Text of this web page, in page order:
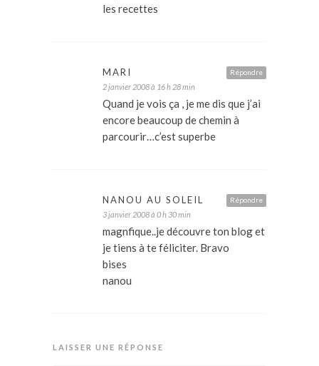
les recettes
Répondre
MARI
2 janvier 2008 à 16 h 28 min
Quand je vois ça , je me dis que j’ai
encore beaucoup de chemin à
parcourir…c’est superbe
Répondre
NANOU AU SOLEIL
3 janvier 2008 à 0 h 30 min
magnfique..je découvre ton blog et
je tiens à te féliciter. Bravo
bises
nanou
LAISSER UNE RÉPONSE